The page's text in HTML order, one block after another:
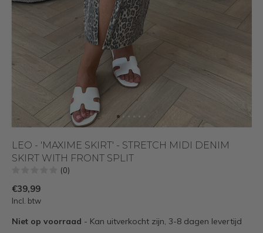
LEO - 'MAXIME SKIRT' - STRETCH MIDI DENIM
SKIRT WITH FRONT SPLIT
(0)
€39,99
Incl. btw
Niet op voorraad - Kan uitverkocht zijn, 3-8 dagen levertijd